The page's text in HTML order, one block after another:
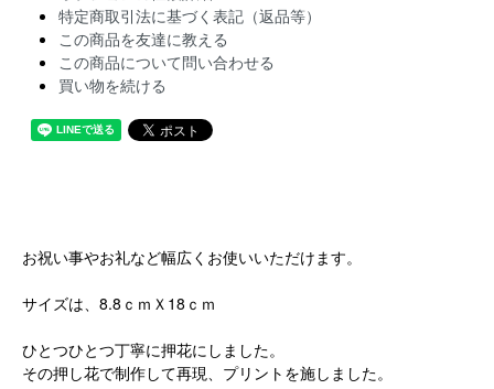
特定商取引法に基づく表記（返品等）
この商品を友達に教える
この商品について問い合わせる
買い物を続ける
お祝い事やお礼など幅広くお使いいただけます。
サイズは、8.8ｃｍＸ18ｃｍ
ひとつひとつ丁寧に押花にしました。
その押し花で制作して再現、プリントを施しました。